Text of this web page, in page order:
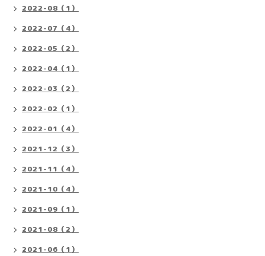
2022-08（1）
2022-07（4）
2022-05（2）
2022-04（1）
2022-03（2）
2022-02（1）
2022-01（4）
2021-12（3）
2021-11（4）
2021-10（4）
2021-09（1）
2021-08（2）
2021-06（1）